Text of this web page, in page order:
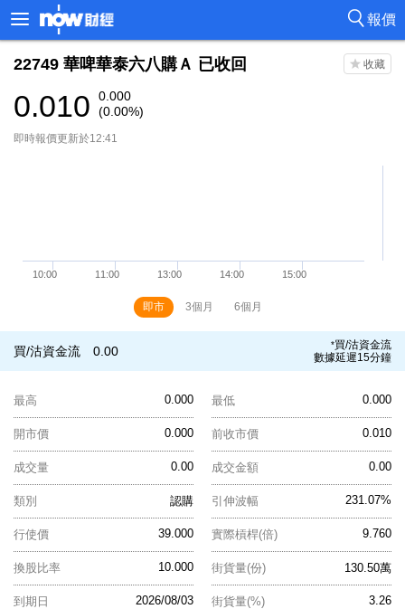
報價
22749 華啤華泰六八購Ａ 已收回
0.010
0.000
(0.00%)
即時報價更新於12:41
即市 3個月 6個月
買/沽資金流 0.00 *買/沽資金流
數據延遲15分鐘
0.000
最高 0.000
最低
0.000
開市價 0.010
前收市價
0.00
成交量 0.00
成交金額
認購
類別 231.07%
引伸波幅
39.000
行使價 9.760
實際槓桿(倍)
10.000
換股比率 130.50萬
街貨量(份)
2026/08/03
到期日 3.26
街貨量(%)